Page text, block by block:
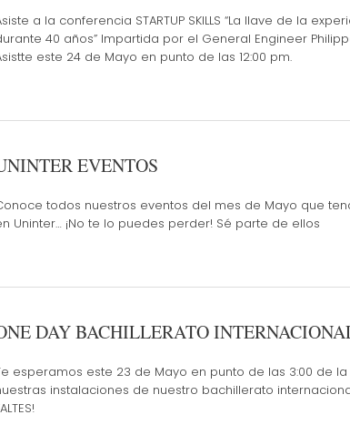
a la conferencia STARTUP SKILLS “La llave de la
40 años” Impartida por el General Engineer
este 24 de Mayo en punto de las 12:00 pm.
EVENTOS
todos nuestros eventos del mes de Mayo que
Uninter… ¡No te lo puedes perder! Sé parte de ellos
DAY BACHILLERATO
esperamos este 23 de Mayo en punto de las 3:00 de
instalaciones de nuestro bachillerato